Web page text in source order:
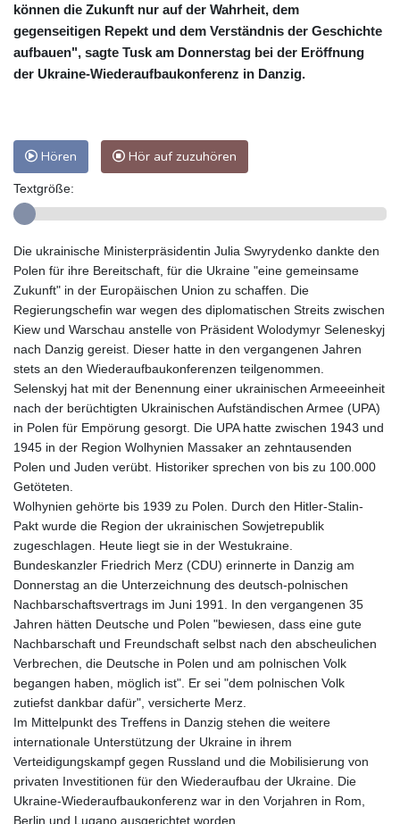
können die Zukunft nur auf der Wahrheit, dem
gegenseitigen Repekt und dem Verständnis der Geschichte
aufbauen", sagte Tusk am Donnerstag bei der Eröffnung
der Ukraine-Wiederaufbaukonferenz in Danzig.
Hören Hör auf zuzuhören
Textgröße:
Die ukrainische Ministerpräsidentin Julia Swyrydenko dankte den
Polen für ihre Bereitschaft, für die Ukraine "eine gemeinsame
Zukunft" in der Europäischen Union zu schaffen. Die
Regierungschefin war wegen des diplomatischen Streits zwischen
Kiew und Warschau anstelle von Präsident Wolodymyr Seleneskyj
nach Danzig gereist. Dieser hatte in den vergangenen Jahren
stets an den Wiederaufbaukonferenzen teilgenommen.
Selenskyj hat mit der Benennung einer ukrainischen Armeeeinheit
nach der berüchtigten Ukrainischen Aufständischen Armee (UPA)
in Polen für Empörung gesorgt. Die UPA hatte zwischen 1943 und
1945 in der Region Wolhynien Massaker an zehntausenden
Polen und Juden verübt. Historiker sprechen von bis zu 100.000
Getöteten.
Wolhynien gehörte bis 1939 zu Polen. Durch den Hitler-Stalin-
Pakt wurde die Region der ukrainischen Sowjetrepublik
zugeschlagen. Heute liegt sie in der Westukraine.
Bundeskanzler Friedrich Merz (CDU) erinnerte in Danzig am
Donnerstag an die Unterzeichnung des deutsch-polnischen
Nachbarschaftsvertrags im Juni 1991. In den vergangenen 35
Jahren hätten Deutsche und Polen "bewiesen, dass eine gute
Nachbarschaft und Freundschaft selbst nach den abscheulichen
Verbrechen, die Deutsche in Polen und am polnischen Volk
begangen haben, möglich ist". Er sei "dem polnischen Volk
zutiefst dankbar dafür", versicherte Merz.
Im Mittelpunkt des Treffens in Danzig stehen die weitere
internationale Unterstützung der Ukraine in ihrem
Verteidigungskampf gegen Russland und die Mobilisierung von
privaten Investitionen für den Wiederaufbau der Ukraine. Die
Ukraine-Wiederaufbaukonferenz war in den Vorjahren in Rom,
Berlin und Lugano ausgerichtet worden.